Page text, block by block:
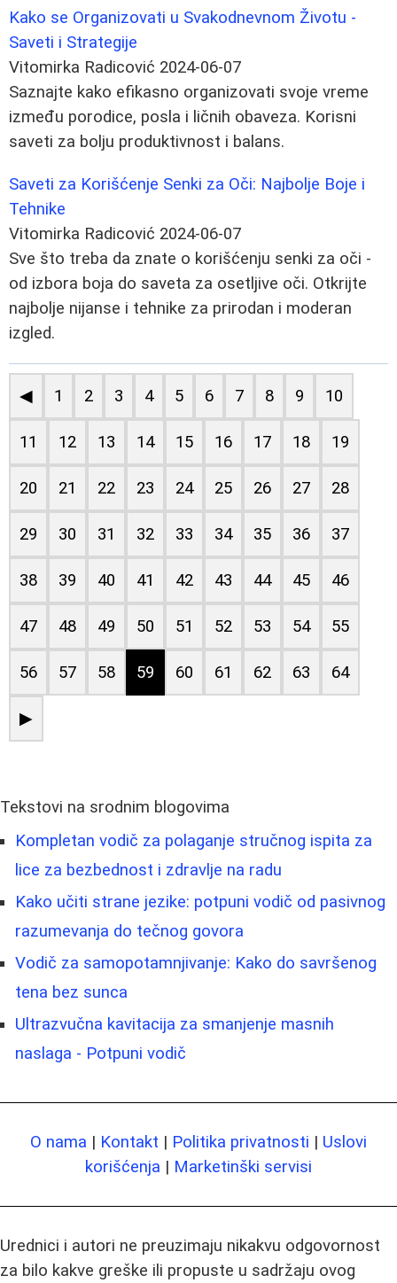
Kako se Organizovati u Svakodnevnom Životu -
Saveti i Strategije
Vitomirka Radicović 2024-06-07
Saznajte kako efikasno organizovati svoje vreme
između porodice, posla i ličnih obaveza. Korisni
saveti za bolju produktivnost i balans.
Saveti za Korišćenje Senki za Oči: Najbolje Boje i
Tehnike
Vitomirka Radicović 2024-06-07
Sve što treba da znate o korišćenju senki za oči -
od izbora boja do saveta za osetljive oči. Otkrijte
najbolje nijanse i tehnike za prirodan i moderan
izgled.
◀ 1 2 3 4 5 6 7 8 9 10
11 12 13 14 15 16 17 18 19
20 21 22 23 24 25 26 27 28
29 30 31 32 33 34 35 36 37
38 39 40 41 42 43 44 45 46
47 48 49 50 51 52 53 54 55
56 57 58 59 60 61 62 63 64
▶
Tekstovi na srodnim blogovima
Kompletan vodič za polaganje stručnog ispita za
lice za bezbednost i zdravlje na radu
Kako učiti strane jezike: potpuni vodič od pasivnog
razumevanja do tečnog govora
Vodič za samopotamnjivanje: Kako do savršenog
tena bez sunca
Ultrazvučna kavitacija za smanjenje masnih
naslaga - Potpuni vodič
O nama | Kontakt | Politika privatnosti | Uslovi
korišćenja | Marketinški servisi
Urednici i autori ne preuzimaju nikakvu odgovornost
za bilo kakve greške ili propuste u sadržaju ovog